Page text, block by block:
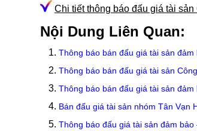
Chi tiết thông báo đấu giá tài
Nội Dung Liên Quan:
Thông báo bán đấu giá tài sản đảm
Thông báo bán đấu giá tài sản
Thông báo bán đấu giá tài sản
Bán đấu giá tài sản nhóm Tân Vạn
Thông báo đấu giá tài sản đảm